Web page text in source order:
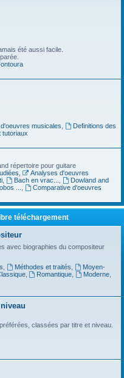
été aussi facile.
musicales
Definitions des
tutoriaux
répertoire pour guitare
Analyses d'oeuvres
, Bach en vrac...
Dowland and
...
Comparative d'oeuvres
téléchargement
avec biographies du compositeur
Méthodes et traités
Moyen-
, Romantique Moderne
classées par titre et niveau.